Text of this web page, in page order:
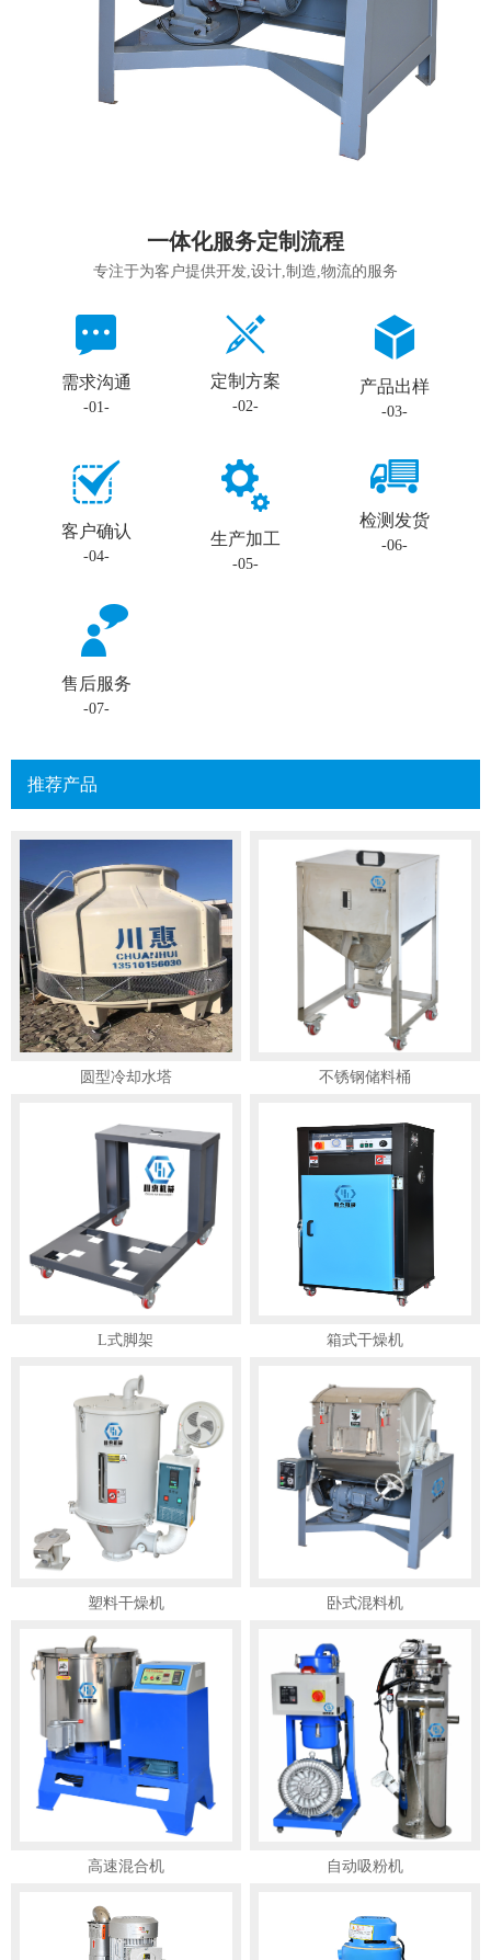
一体化服务定制流程
专注于为客户提供开发,设计,制造,物流的服务
需求沟通
-01-
定制方案
-02-
产品出样
-03-
客户确认
-04-
生产加工
-05-
检测发货
-06-
售后服务
-07-
推荐产品
圆型冷却水塔 不锈钢储料桶
L式脚架 箱式干燥机
塑料干燥机 卧式混料机
高速混合机 自动吸粉机